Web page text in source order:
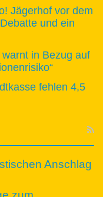
Jägerhof vor dem
und ein
in Bezug auf
fehlen 4,5
Anschlag